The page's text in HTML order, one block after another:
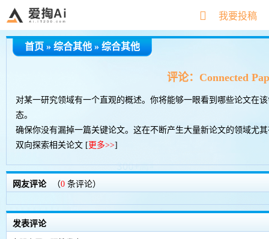
切换下一个
Shift + Tab
切换上一个
Esc按2次 返回第一个
我要投稿
首页»综合其他»综合其他
评论：Connected
对某一研究领域有一个直观的概述。你将能够一眼看到哪些论文在
态。
确保你没有漏掉一篇关键论文。这在不断产生大量新论文的领域尤
双向探索相关论文 [ 更多>>]
网友评论 （0 条评论）
发表评论